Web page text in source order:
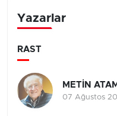
Yazarlar
RAST
METİN
07 Ağustos